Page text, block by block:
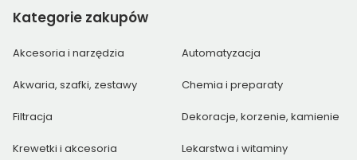
Kategorie zakupów
Akcesoria i narzędzia Automatyzacja
Akwaria, szafki, zestawy Chemia i preparaty
Filtracja Dekoracje, korzenie, kamienie
Krewetki i akcesoria Lekarstwa i witaminy